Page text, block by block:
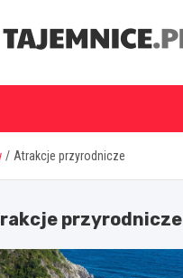
Atrakcje przyrodnicze
przyrodnicze